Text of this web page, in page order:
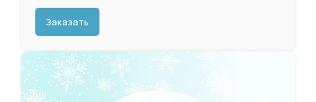
Заказать